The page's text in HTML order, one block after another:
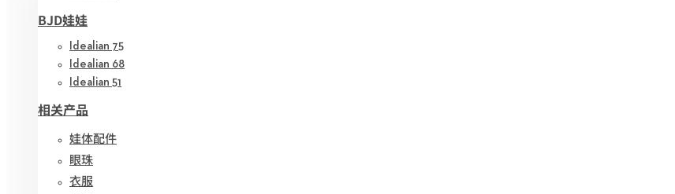
BJD娃娃
Idealian 75
Idealian 68
Idealian 51
相关产品
娃体配件
眼珠
衣服